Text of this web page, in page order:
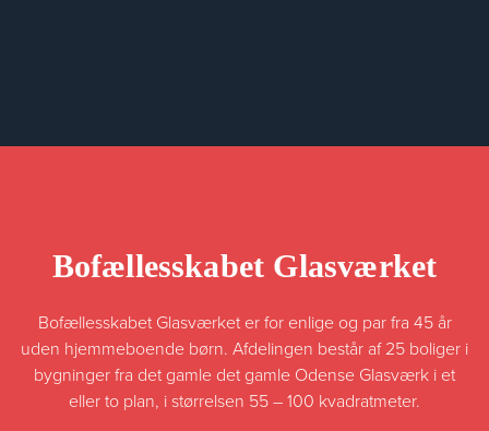
Bofællesskabet Glasværket
Bofællesskabet Glasværket er for enlige og par fra 45 år
uden hjemmeboende børn. Afdelingen består af 25 boliger i
bygninger fra det gamle det gamle Odense Glasværk i et
eller to plan, i størrelsen 55 – 100 kvadratmeter.